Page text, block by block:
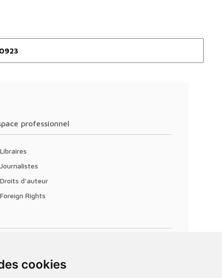
cookies
professionnel
Libraires
Journalistes
Droits d'auteur
Foreign Rights